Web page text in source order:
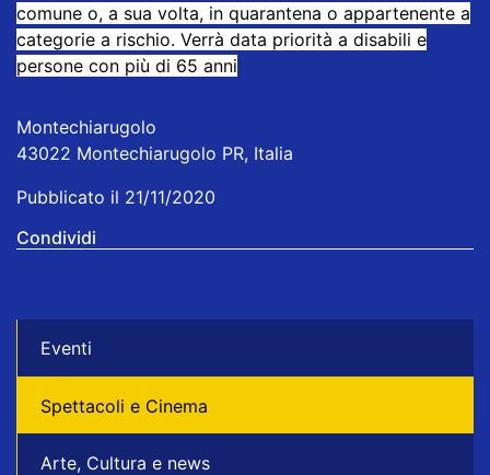
comune o, a sua volta, in quarantena o appartenente a
categorie a rischio. Verrà data priorità a disabili e
persone con più di 65 anni
Montechiarugolo
43022 Montechiarugolo PR, Italia
Pubblicato il 21/11/2020
Condividi
Eventi
Spettacoli e Cinema
Arte, Cultura e news